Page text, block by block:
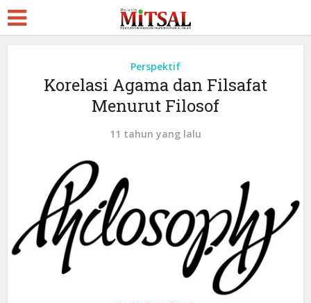
Perspektif
Korelasi Agama dan Filsafat
Menurut Filosof
11 tahun yang lalu